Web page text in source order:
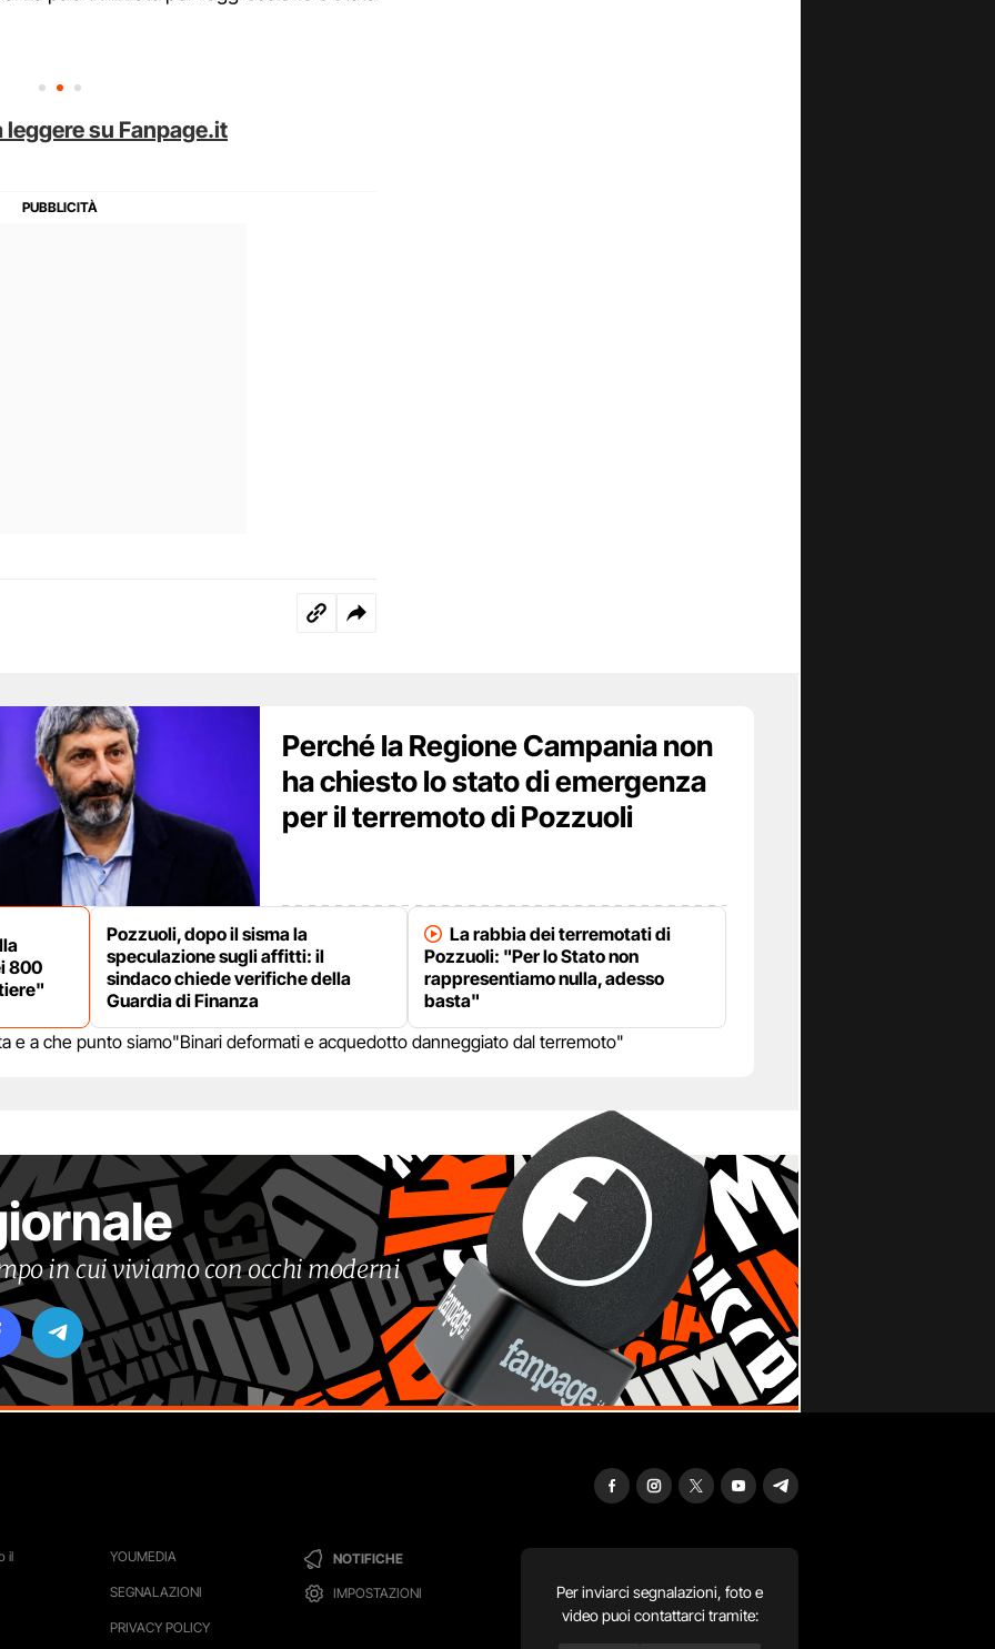
leggere su Fanpage.it
Perché la Regione Campania non
ha chiesto lo stato di emergenza
per il terremoto di Pozzuoli
800
Pozzuoli, dopo il sisma la
speculazione sugli affitti: il
sindaco chiede verifiche della
Guardia di Finanza
La rabbia dei terremotati di
Pozzuoli: "Per lo Stato non
rappresentiamo nulla, adesso
basta"
e a che punto siamo"Binari deformati e acquedotto danneggiato dal terremoto"
in cui viviamo con occhi moderni
YOUMEDIA
SEGNALAZIONI
PRIVACY POLICY
NOTIFICHE
IMPOSTAZIONI
Per inviarci segnalazioni, foto e
video puoi contattarci tramite:
il